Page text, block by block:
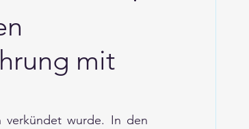
mit
wurde. In den